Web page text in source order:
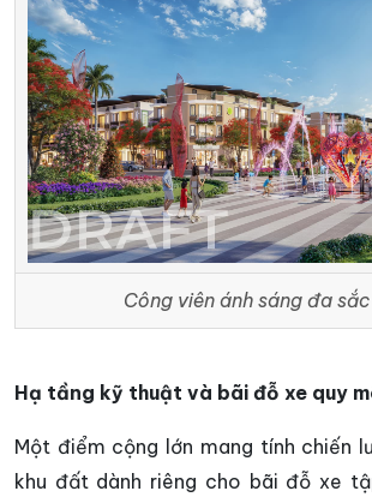
Công viên ánh sáng đa
Hạ tầng kỹ thuật và bãi đỗ xe quy
Một điểm cộng lớn mang tính chiến
khu đất dành riêng cho bãi đỗ xe